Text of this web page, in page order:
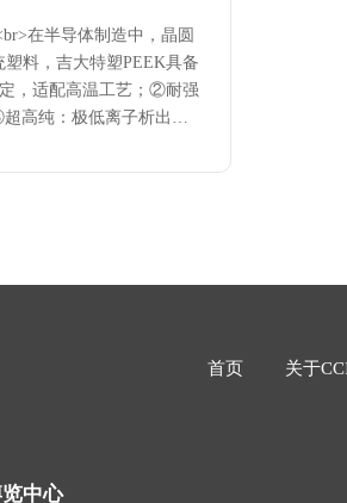
在半导体制造中，晶圆
料，吉大特塑PEEK具备
，适配高温工艺；②耐强
高纯：极低离子析出与
，保护芯片免受ESD损
首页 关于
中心